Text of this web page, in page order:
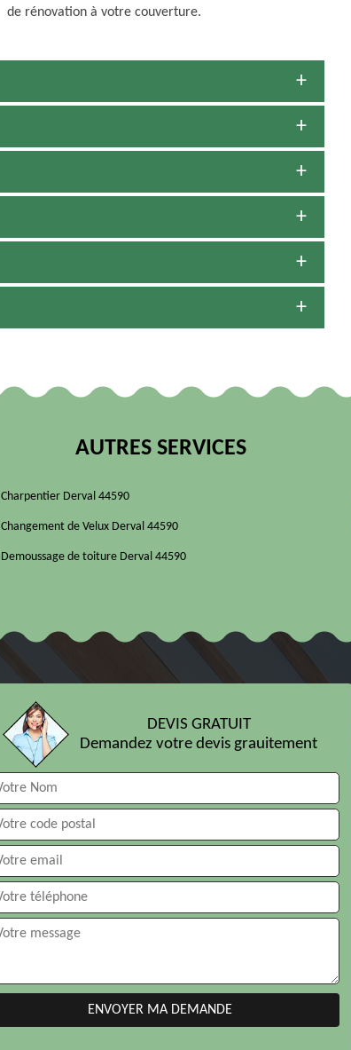
de rénovation à votre couverture.
AUTRES SERVICES
Charpentier Derval 44590
Changement de Velux Derval 44590
Demoussage de toiture Derval 44590
DEVIS GRATUIT
Demandez votre devis grauitement